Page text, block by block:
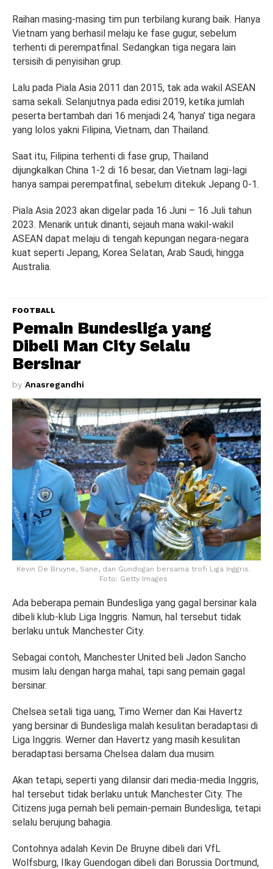
Raihan masing-masing tim pun terbilang kurang baik. Hanya
Vietnam yang berhasil melaju ke fase gugur, sebelum
terhenti di perempatfinal. Sedangkan tiga negara lain
tersisih di penyisihan grup.
Lalu pada Piala Asia 2011 dan 2015, tak ada wakil ASEAN
sama sekali. Selanjutnya pada edisi 2019, ketika jumlah
peserta bertambah dari 16 menjadi 24, ‘hanya’ tiga negara
yang lolos yakni Filipina, Vietnam, dan Thailand.
Saat itu, Filipina terhenti di fase grup, Thailand
dijungkalkan China 1-2 di 16 besar, dan Vietnam lagi-lagi
hanya sampai perempatfinal, sebelum ditekuk Jepang 0-1.
Piala Asia 2023 akan digelar pada 16 Juni – 16 Juli tahun
2023. Menarik untuk dinanti, sejauh mana wakil-wakil
ASEAN dapat melaju di tengah kepungan negara-negara
kuat seperti Jepang, Korea Selatan, Arab Saudi, hingga
Australia.
FOOTBALL
Pemain Bundesliga yang
Dibeli Man City Selalu
Bersinar
by Anasregandhi
Kevin De Bruyne, Sane, dan Gundogan bersama trofi Liga Inggris.
Foto: Getty Images
Ada beberapa pemain Bundesliga yang gagal bersinar kala
dibeli klub-klub Liga Inggris. Namun, hal tersebut tidak
berlaku untuk Manchester City.
Sebagai contoh, Manchester United beli Jadon Sancho
musim lalu dengan harga mahal, tapi sang pemain gagal
bersinar.
Chelsea setali tiga uang, Timo Werner dan Kai Havertz
yang bersinar di Bundesliga malah kesulitan beradaptasi di
Liga Inggris. Werner dan Havertz yang masih kesulitan
beradaptasi bersama Chelsea dalam dua musim.
Akan tetapi, seperti yang dilansir dari media-media Inggris,
hal tersebut tidak berlaku untuk Manchester City. The
Citizens juga pernah beli pemain-pemain Bundesliga, tetapi
selalu berujung bahagia.
Contohnya adalah Kevin De Bruyne dibeli dari VfL
Wolfsburg, Ilkay Guendogan dibeli dari Borussia Dortmund,